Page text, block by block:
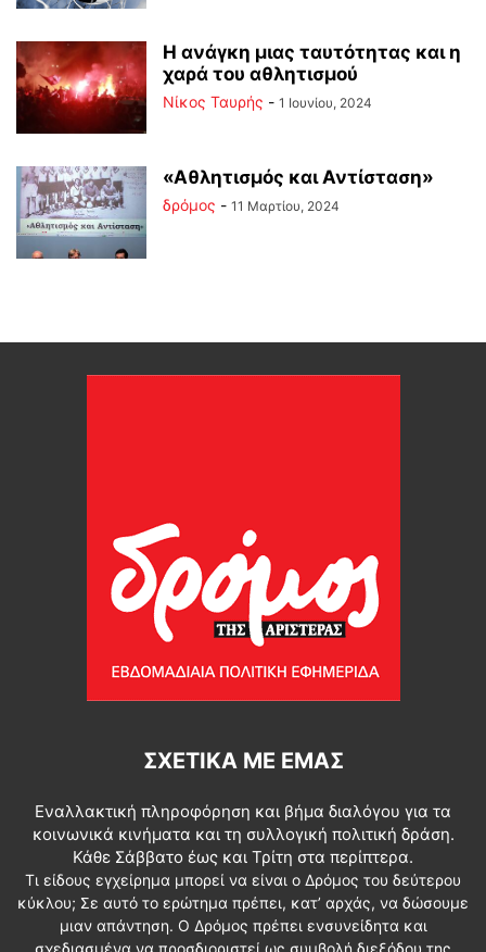
Η ανάγκη μιας ταυτότητας και η
χαρά του αθλητισμού
Νίκος Ταυρής - 1 Ιουνίου, 2024
«Αθλητισμός και Αντίσταση»
δρόμος - 11 Μαρτίου, 2024
ΣΧΕΤΙΚΆ ΜΕ ΕΜΆΣ
Εναλλακτική πληροφόρηση και βήμα διαλόγου για τα
κοινωνικά κινήματα και τη συλλογική πολιτική δράση.
Κάθε Σάββατο έως και Τρίτη στα περίπτερα.
Τι είδους εγχείρημα μπορεί να είναι ο Δρόμος του δεύτερου
κύκλου; Σε αυτό το ερώτημα πρέπει, κατ’ αρχάς, να δώσουμε
μιαν απάντηση. Ο Δρόμος πρέπει ενσυνείδητα και
σχεδιασμένα να προσδιοριστεί ως συμβολή διεξόδου της